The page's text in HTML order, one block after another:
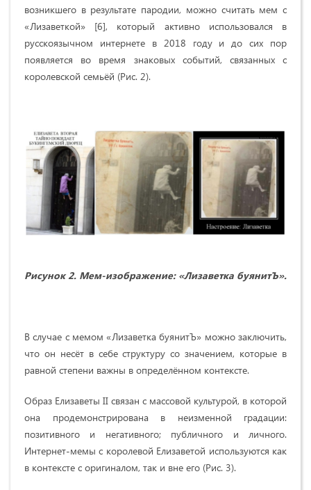
возникшего в результате пародии, можно считать мем с
«Лизаветкой» [6], который активно использовался в
русскоязычном интернете в 2018 году и до сих пор
появляется во время знаковых событий, связанных с
королевской семьёй (Рис. 2).
Рисунок 2. Мем-изображение: «Лизаветка буянитЪ».
В случае с мемом «Лизаветка буянитЪ» можно заключить,
что он несёт в себе структуру со значением, которые в
равной степени важны в определённом контексте.
Образ Елизаветы II связан с массовой культурой, в которой
она продемонстрирована в неизменной градации:
позитивного и негативного; публичного и личного.
Интернет-мемы с королевой Елизаветой используются как
в контексте с оригиналом, так и вне его (Рис. 3).